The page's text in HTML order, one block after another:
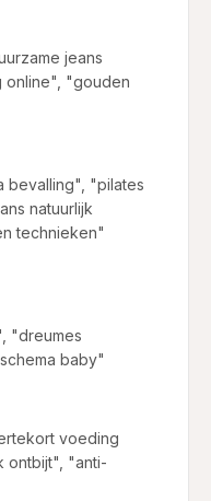
jeans
online", "gouden
bevalling", "pilates
natuurlijk
technieken"
"dreumes
baby"
voeding
ontbijt", "anti-